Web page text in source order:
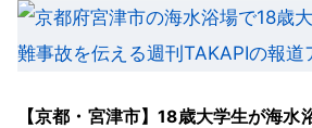
【京都・宮津市】18歳大学生が海